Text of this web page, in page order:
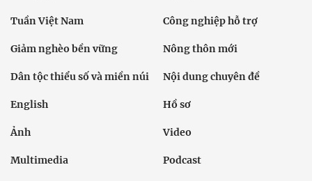
Tuần Việt Nam Công nghiệp hỗ trợ
Giảm nghèo bền vững Nông thôn mới
Dân tộc thiểu số và miền núi Nội dung chuyên đề
English Hồ sơ
Ảnh Video
Multimedia Podcast